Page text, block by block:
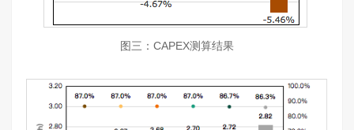
图三：CAPEX测算结果